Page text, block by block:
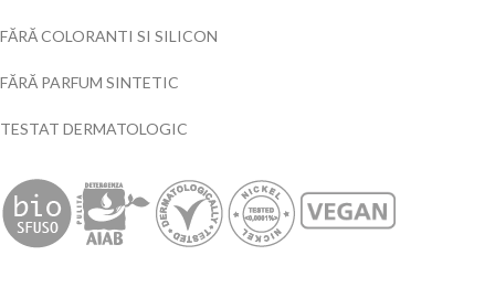
FĂRĂ COLORANTI SI SILICON
FĂRĂ PARFUM SINTETIC
TESTAT DERMATOLOGIC